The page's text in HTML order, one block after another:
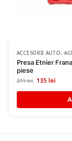
ACCESORII AUTO,
Presa Etnier
piese
211lei 135 lei